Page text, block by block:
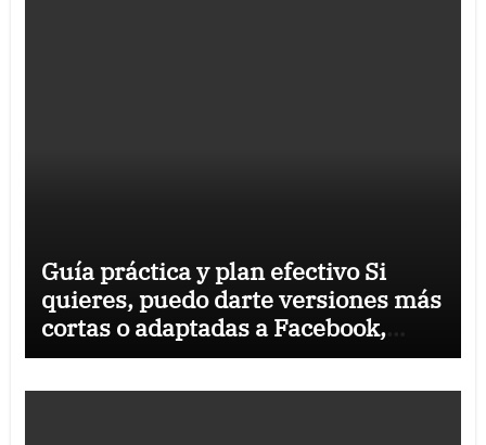
Guía práctica y plan efectivo Si
quieres, puedo darte versiones más
cortas o adaptadas a Facebook,
Google o meta title